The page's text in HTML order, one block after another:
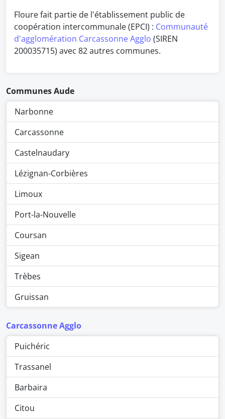
Floure fait partie de l'établissement public de
coopération intercommunale (EPCI) : Communauté
d'agglomération Carcassonne Agglo (SIREN
200035715) avec 82 autres communes.
Communes Aude
Narbonne
Carcassonne
Castelnaudary
Lézignan-Corbières
Limoux
Port-la-Nouvelle
Coursan
Sigean
Trèbes
Gruissan
Carcassonne Agglo
Puichéric
Trassanel
Barbaira
Citou